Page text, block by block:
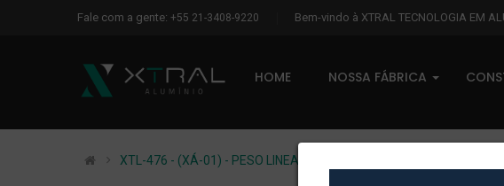
Fale com a gente: +55 21-3408-9220 Bem-vindo à XTRAL TECNOLOGIA EM
HOME NOSSA FÁBRICA
XTL-476 - (XÁ-01) - PESO LINEAR: 0,144kg/m